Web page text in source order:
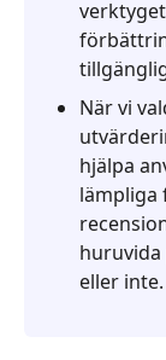
-
AnyMP4
Screen
Recorder
När vi
hjälpa
lämpliga
eller inte.